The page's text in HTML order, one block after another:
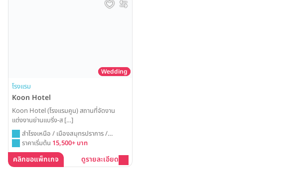
Wedding
โรงแรม
Koon Hotel
Koon Hotel (โรงแรมคูน) สถานที่จัดงาน
แต่งงานย่านแบริ่ง-ส […]
สำโรงเหนือ / เมืองสมุทรปราการ /
สมุทรปราการ
ราคาเริ่มต้น 15,500+ บาท
คลิกขอแพ็กเกจ ดูรายละเอียด